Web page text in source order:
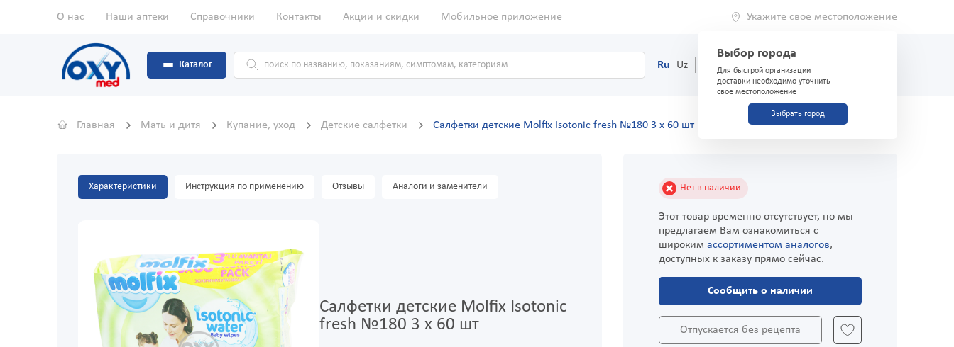
О нас Наши аптеки Справочники Контакты Акции и скидки Мобильное приложение Укажите свое местоположение
Выбор города
Для быстрой организации
доставки необходимо уточнить
свое местоположение
Выбрать город
Каталог Ru Uz (71) 200-03-03
Главная Мать и дитя Купание, уход Детские салфетки Салфетки детские Molfix Isotonic fresh №180 3 х 60 шт
Характеристики Инструкция по применению Отзывы Аналоги и заменители
Салфетки детские Molfix Isotonic
fresh №180 3 х 60 шт
Нет в наличии
Этот товар временно отсутствует, но мы
предлагаем Вам ознакомиться с
широким ассортиментом аналогов,
доступных к заказу прямо сейчас.
Сообщить о наличии
Отпускается без рецепта